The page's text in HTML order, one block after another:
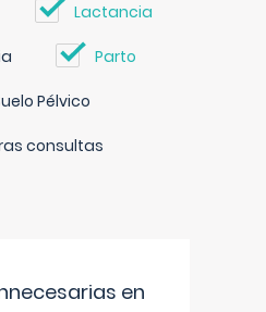
Lactancia
Parto
Pélvico
consultas
en